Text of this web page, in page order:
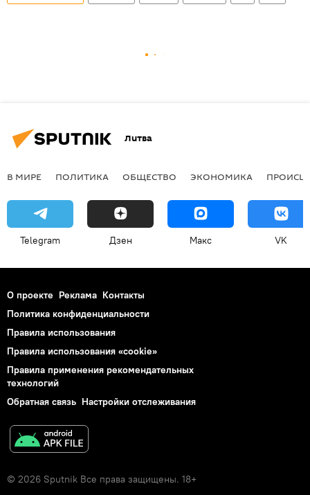
Литва
В МИРЕ ПОЛИТИКА ОБЩЕСТВО ЭКОНОМИКА
Telegram Дзен Макс VK
О проекте Реклама Контакты
Политика конфиденциальности
Правила использования
Правила использования «cookie»
Правила применения рекомендательных
технологий
Обратная связь Настройки отслеживания
© 2026 Sputnik Все права защищены. 18+